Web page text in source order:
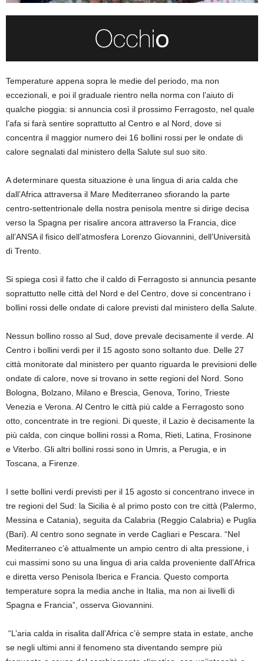
Temperature appena sopra le medie del periodo, ma non
eccezionali, e poi il graduale rientro nella norma con l’aiuto di
qualche pioggia: si annuncia così il prossimo Ferragosto, nel quale
l’afa si farà sentire soprattutto al Centro e al Nord, dove si
concentra il maggior numero dei 16 bollini rossi per le ondate di
calore segnalati dal ministero della Salute sul suo sito.
A determinare questa situazione è una lingua di aria calda che
dall’Africa attraversa il Mare Mediterraneo sfiorando la parte
centro-settentrionale della nostra penisola mentre si dirige decisa
verso la Spagna per risalire ancora attraverso la Francia, dice
all’ANSA il fisico dell’atmosfera Lorenzo Giovannini, dell’Università
di Trento.
Si spiega così il fatto che il caldo di Ferragosto si annuncia pesante
soprattutto nelle città del Nord e del Centro, dove si concentrano i
bollini rossi delle ondate di calore previsti dal ministero della Salute.
Nessun bollino rosso al Sud, dove prevale decisamente il verde. Al
Centro i bollini verdi per il 15 agosto sono soltanto due. Delle 27
città monitorate dal ministero per quanto riguarda le previsioni delle
ondate di calore, nove si trovano in sette regioni del Nord. Sono
Bologna, Bolzano, Milano e Brescia, Genova, Torino, Trieste
Venezia e Verona. Al Centro le città più calde a Ferragosto sono
otto, concentrate in tre regioni. Di queste, il Lazio è decisamente la
più calda, con cinque bollini rossi a Roma, Rieti, Latina, Frosinone
e Viterbo. Gli altri bollini rossi sono in Umris, a Perugia, e in
Toscana, a Firenze.
I sette bollini verdi previsti per il 15 agosto si concentrano invece in
tre regioni del Sud: la Sicilia è al primo posto con tre città (Palermo,
Messina e Catania), seguita da Calabria (Reggio Calabria) e Puglia
(Bari). Al centro sono segnate in verde Cagliari e Pescara. “Nel
Mediterraneo c’è attualmente un ampio centro di alta pressione, i
cui massimi sono su una lingua di aria calda proveniente dall’Africa
e diretta verso Penisola Iberica e Francia. Questo comporta
temperature sopra la media anche in Italia, ma non ai livelli di
Spagna e Francia”, osserva Giovannini.
“L’aria calda in risalita dall’Africa c’è sempre stata in estate, anche
se negli ultimi anni il fenomeno sta diventando sempre più